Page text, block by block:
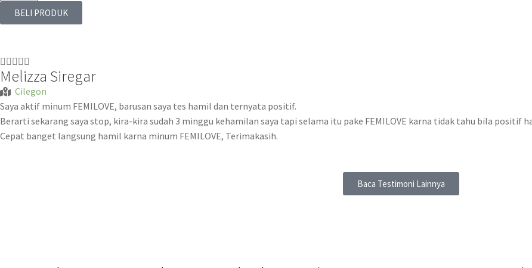
BELI PRODUK

Melizza Siregar
Cilegon
Saya aktif minum FEMILOVE, barusan saya tes hamil dan ternyata positif.
Berarti sekarang saya stop, kira-kira sudah 3 minggu kehamilan saya tapi selama itu pake FEMILOVE karna tidak tahu bila positif
Cepat banget langsung hamil karna minum FEMILOVE, Terimakasih.
Baca Testimoni Lainnya